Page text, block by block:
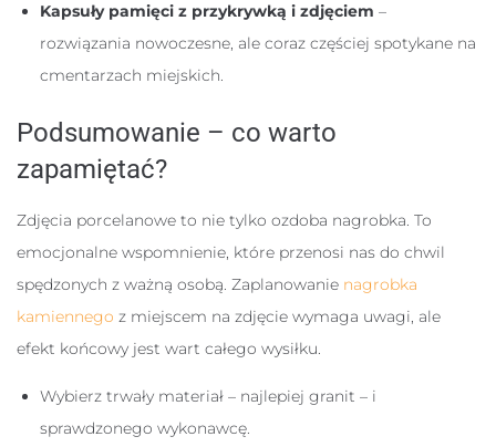
Kapsuły pamięci z przykrywką i zdjęciem –
rozwiązania nowoczesne, ale coraz częściej spotykane na
cmentarzach miejskich.
Podsumowanie – co warto
zapamiętać?
Zdjęcia porcelanowe to nie tylko ozdoba nagrobka. To
emocjonalne wspomnienie, które przenosi nas do chwil
spędzonych z ważną osobą. Zaplanowanie nagrobka
kamiennego z miejscem na zdjęcie wymaga uwagi, ale
efekt końcowy jest wart całego wysiłku.
Wybierz trwały materiał – najlepiej granit – i
sprawdzonego wykonawcę.